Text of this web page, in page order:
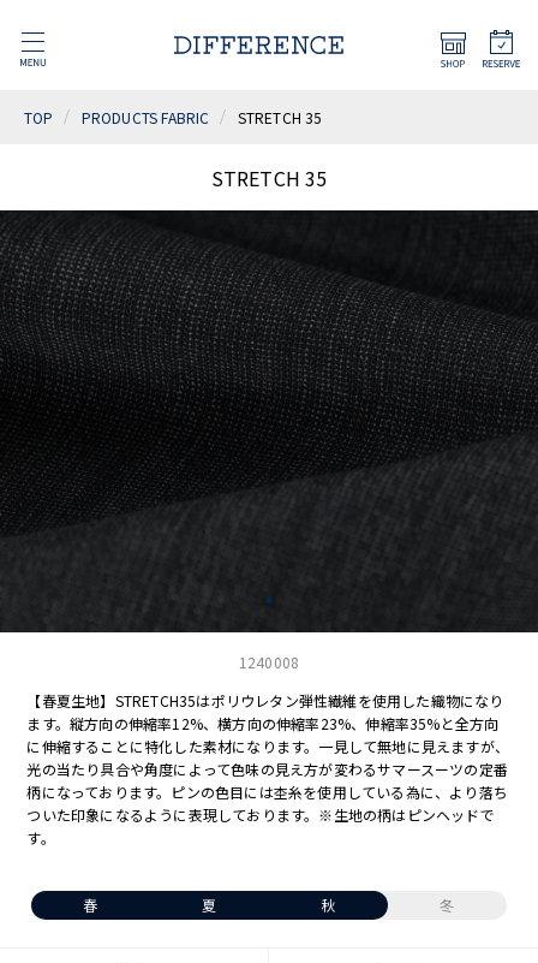
TOP PRODUCTS FABRIC STRETCH 35
STRETCH 35
1240008
【春夏生地】STRETCH35はポリウレタン弾性繊維を使用した織物になり
ます。縦方向の伸縮率12%、横方向の伸縮率23%、伸縮率35%と全方向
に伸縮することに特化した素材になります。一見して無地に見えますが、
光の当たり具合や角度によって色味の見え方が変わるサマースーツの定番
柄になっております。ピンの色目には杢糸を使用している為に、より落ち
ついた印象になるように表現しております。※生地の柄はピンヘッドで
す。
春 夏 秋 冬